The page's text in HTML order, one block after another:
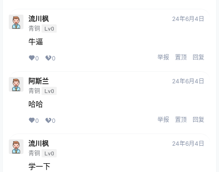
流川枫
青铜 Lv0
24年6月4日
牛逼
0 0 举报 置顶 回复
阿斯兰
青铜 Lv0
24年6月4日
哈哈
0 0 举报 置顶 回复
流川枫
青铜 Lv0
24年6月4日
学一下